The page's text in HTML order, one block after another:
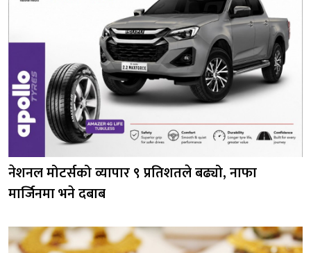
नेशनल मोटर्सको व्यापार ९ प्रतिशतले बढ्यो, नाफा
मार्जिनमा भने दबाब